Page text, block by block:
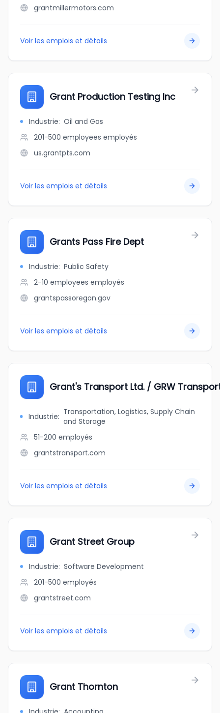
grantmillermotors.com
Voir les emplois et détails
Grant Production Testing Inc
Industrie: Oil and Gas
201-500 employees employés
us.grantpts.com
Voir les emplois et détails
Grants Pass Fire Dept
Industrie: Public Safety
2-10 employees employés
grantspassoregon.gov
Voir les emplois et détails
Grant's Transport Ltd. / GRW
Industrie: Transportation, Logistics, Supply Chain
and Storage
51-200 employés
grantstransport.com
Voir les emplois et détails
Grant Street Group
Industrie: Software Development
201-500 employés
grantstreet.com
Voir les emplois et détails
Grant Thornton